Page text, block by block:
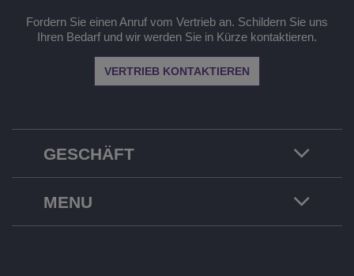
GESCHÄFT
Fordern Sie einen Anruf vom Vertrieb an. Schildern Sie uns
Ihren Bedarf und wir werden Sie in Kürze kontaktieren.
VERTRIEB KONTAKTIEREN
MENU